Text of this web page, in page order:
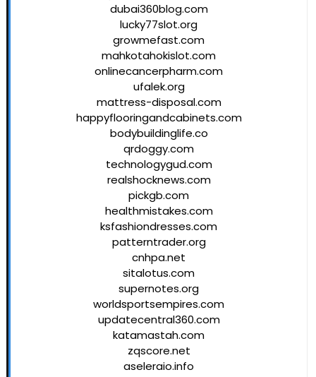
dubai360blog.com
lucky77slot.org
growmefast.com
mahkotahokislot.com
onlinecancerpharm.com
ufalek.org
mattress-disposal.com
happyflooringandcabinets.com
bodybuildinglife.co
qrdoggy.com
technologygud.com
realshocknews.com
pickgb.com
healthmistakes.com
ksfashiondresses.com
patterntrader.org
cnhpa.net
sitalotus.com
supernotes.org
worldsportsempires.com
updatecentral360.com
katamastah.com
zqscore.net
aseleraio.info